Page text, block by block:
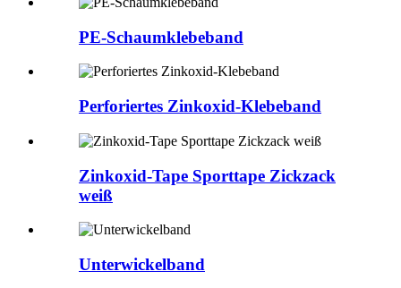
PE-Schaumklebeband
Perforiertes Zinkoxid-Klebeband
Zinkoxid-Tape Sporttape Zickzack
weiß
Unterwickelband